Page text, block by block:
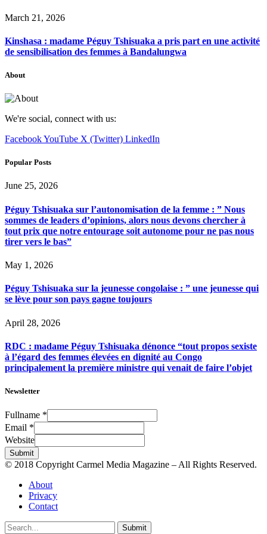
March 21, 2026
Kinshasa : madame Péguy Tshisuaka a pris part en une activité
de sensibilisation des femmes à Bandalungwa
About
We're social, connect with us:
FacebookYouTube X (Twitter) LinkedIn
Popular Posts
June 25, 2026
Péguy Tshisuaka sur l’autonomisation de la femme : ” Nous
sommes de leaders d’opinions, alors nous devons chercher à
tout prix que notre entourage soit autonome pour ne pas nous
tirer vers le bas”
May 1, 2026
Péguy Tshisuaka sur la jeunesse congolaise : ” une jeunesse qui
se lève pour son pays gagne toujours
April 28, 2026
RDC : madame Péguy Tshisuaka dénonce “tout propos sexiste
à l’égard des femmes élevées en dignité au Congo
principalement la première ministre qui venait de faire l’objet
Newsletter
Fullname *
Email *
Website
Submit
© 2018 Copyright Carmel Media Magazine – All Rights Reserved.
About
Privacy
Contact
Submit